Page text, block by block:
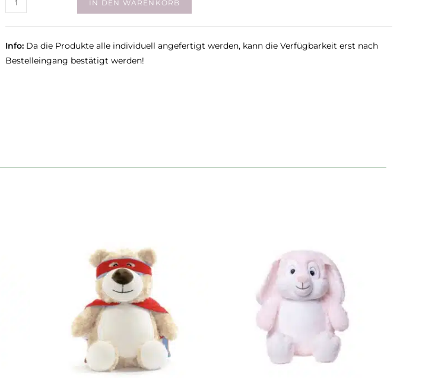
IN DEN WARENKORB
Info: Da die Produkte alle individuell angefertigt werden, kann die Verfügbarkeit erst nach
Bestelleingang bestätigt werden!